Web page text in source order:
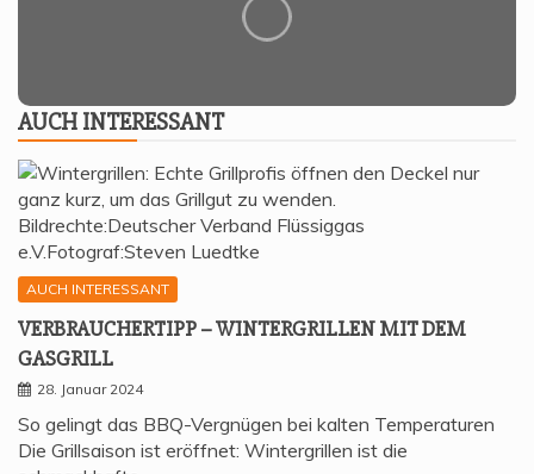
AUCH INTER­ES­SANT
AUCH INTERESSANT
VER­BRAU­CHER­TIPP – WIN­TER­GRIL­LEN MIT DEM
GASGRILL
28. Januar 2024
So gelingt das BBQ-Vergnügen bei kalten Temperaturen
Die Grillsaison ist eröffnet: Wintergrillen ist die